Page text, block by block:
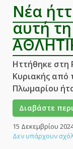
ο
–
Νέα
αυτή
Ηττήθηκε στη
Κυριακής από
Πλωμαρίου
Διαβάστε
15 Δεκεμβρίου
Δεν υπάρχουν